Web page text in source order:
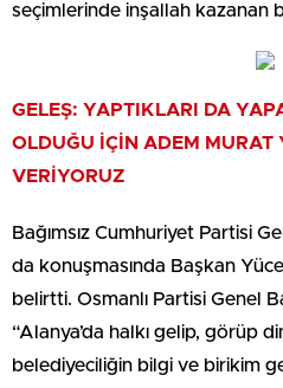
seçimlerinde inşallah kazanan
GELEŞ: YAPTIKLARI DA
OLDUĞU İÇİN ADEM MURAT
VERİYORUZ
Bağımsız Cumhuriyet Partisi
da konuşmasında Başkan
belirtti. Osmanlı Partisi Genel
“Alanya’da halkı gelip, görüp
belediyeciliğin bilgi ve birikim